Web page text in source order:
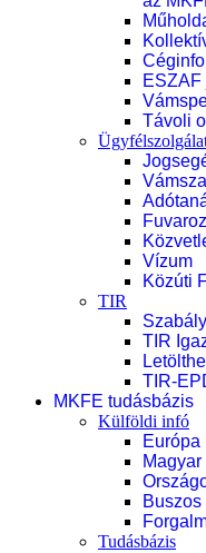
Távoli
Vízum
Közúti
TIR
TIR
TIR-
MKFE tudásbázis
Külföldi infó
Európa
Tudásbázis